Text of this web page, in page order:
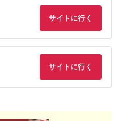
サイトに行く
サイトに行く